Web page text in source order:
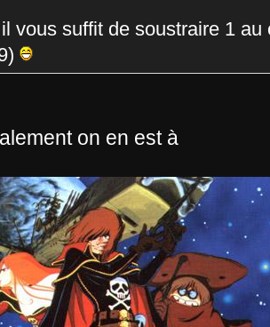
vous suffit de soustraire 1
on en est à